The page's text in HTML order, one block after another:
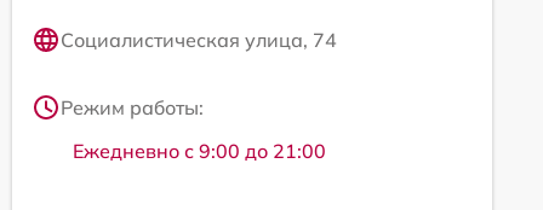
Социалистическая улица, 74
Режим работы:
Ежедневно с 9:00 до 21:00